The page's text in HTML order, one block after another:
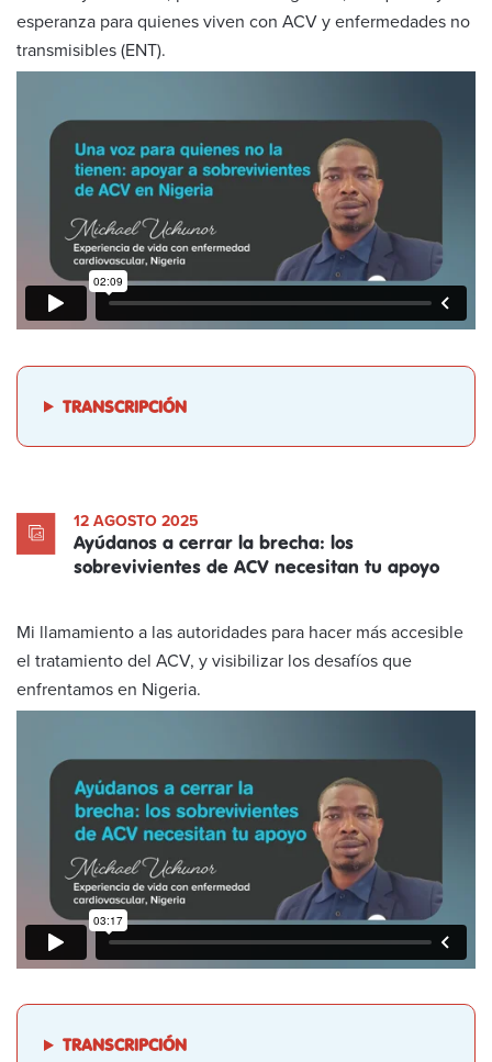
esperanza para quienes viven con ACV y enfermedades no
transmisibles (ENT).
TRANSCRIPCIÓN
12 AGOSTO 2025
Ayúdanos a cerrar la brecha: los
sobrevivientes de ACV necesitan tu apoyo
Mi llamamiento a las autoridades para hacer más accesible
el tratamiento del ACV, y visibilizar los desafíos que
enfrentamos en Nigeria.
TRANSCRIPCIÓN